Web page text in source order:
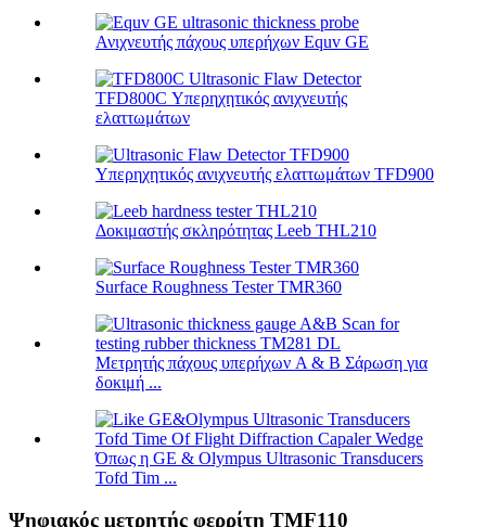
Ανιχνευτής πάχους υπερήχων Equv GE
TFD800C Υπερηχητικός ανιχνευτής
ελαττωμάτων
Υπερηχητικός ανιχνευτής ελαττωμάτων TFD900
Δοκιμαστής σκληρότητας Leeb THL210
Surface Roughness Tester TMR360
Μετρητής πάχους υπερήχων A & B Σάρωση για
δοκιμή ...
Όπως η GE & Olympus Ultrasonic Transducers
Tofd Tim ...
Ψηφιακός μετρητής φερρίτη TMF110